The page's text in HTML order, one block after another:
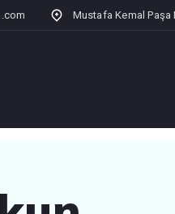
Mustafa Kemal Paşa